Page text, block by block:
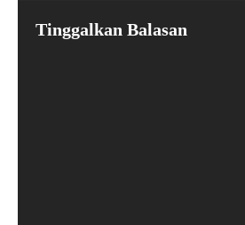
Tinggalkan Balasan